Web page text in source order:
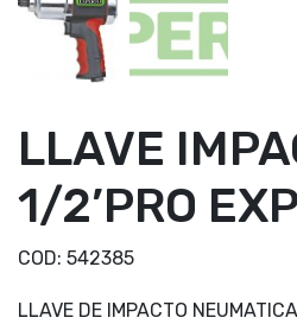
LLAVE
1/2’PRO
COD: 542385
LLAVE DE IMPACTO